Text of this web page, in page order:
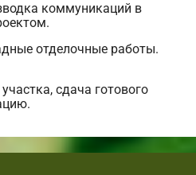
коммуникаций в
отделочные работы.
сдача готового